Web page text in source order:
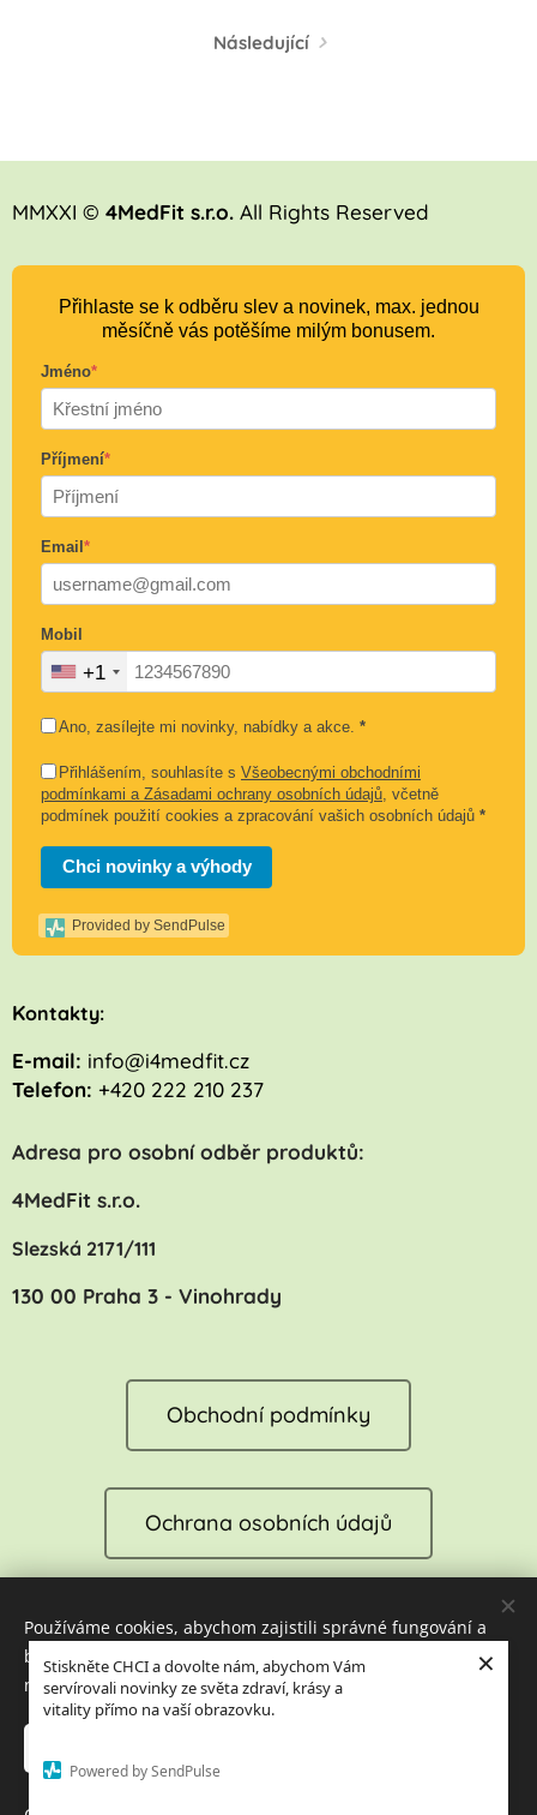
Stiskněte CHCI a dovolte nám, abychom Vám
servírovali novinky ze světa zdraví, krásy a
vitality přímo na vaší obrazovku.
Powered by SendPulse
×
Následující
MMXXI © 4MedFit s.r.o. All Rights Reserved
Přihlaste se k odběru slev a novinek, max. jednou
měsíčně vás potěšíme milým bonusem.
Jméno*
Příjmení*
Email *
Mobil
+1
Ano, zasílejte mi novinky, nabídky a akce. *
Přihlášením, souhlasíte s Všeobecnými obchodními
podmínkami a Zásadami ochrany osobních údajů, včetně
podmínek použití cookies a zpracování vašich osobních údajů *
Chci novinky a výhody
Provided by SendPulse
Kontakty:
E-mail: info@i4medfit.cz
Telefon: +420 222 210 237
Adresa pro osobní odběr produktů:
4MedFit s.r.o.
Slezská 2171/111
130 00 Praha 3 - Vinohrady
Obchodní podmínky
Ochrana osobních údajů
Reklamace
Používáme cookies, abychom zajistili správné fungování a
bezpečnost našich stránek. Tím vám můžeme zajistit tu
nejlepší zkušenost při jejich návštěvě.